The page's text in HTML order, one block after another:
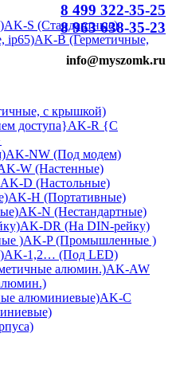
8 499 322-35-25
8 963 638-35-23
info@myszomk.ru
AK-S (Стандартные)
AK-B (Герметичные,
с крышкой)
AK-R {С
AK-NW (Под модем)
W (Настенные)
AK-D (Настольные)
AK-H (Портативные)
AK-N (Нестандартные)
AK-DR (На DIN-рейку)
AK-P (Промышленные )
AK-1,2… (Под LED)
AK-AW
AK-C